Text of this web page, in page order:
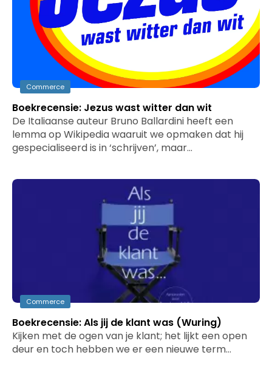
Commerce
Boekrecensie: Jezus wast witter dan wit
De Italiaanse auteur Bruno Ballardini heeft een
lemma op Wikipedia waaruit we opmaken dat hij
gespecialiseerd is in ‘schrijven’, maar…
Commerce
Boekrecensie: Als jij de klant was (Wuring)
Kijken met de ogen van je klant; het lijkt een open
deur en toch hebben we er een nieuwe term…